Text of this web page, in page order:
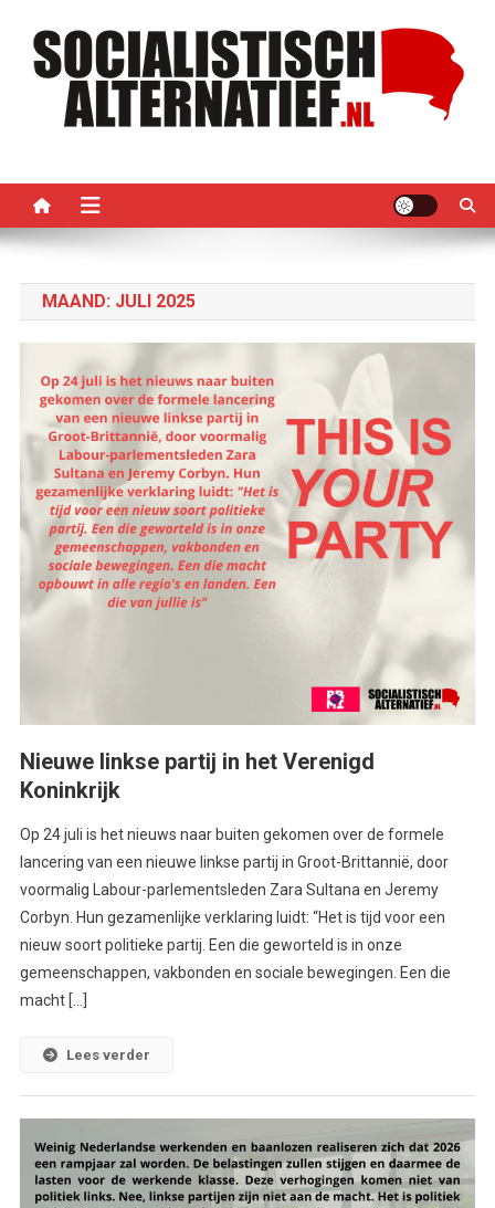
MAAND: JULI 2025
Nieuwe linkse partij in het Verenigd
Koninkrijk
Op 24 juli is het nieuws naar buiten gekomen over de formele
lancering van een nieuwe linkse partij in Groot-Brittannië, door
voormalig Labour-parlementsleden Zara Sultana en Jeremy
Corbyn. Hun gezamenlijke verklaring luidt: “Het is tijd voor een
nieuw soort politieke partij. Een die geworteld is in onze
gemeenschappen, vakbonden en sociale bewegingen. Een die
macht […]
Lees verder